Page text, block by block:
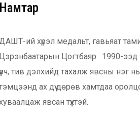
Намтар
ий хүрэл медальт, гавьяат
Цэрэнбаатарын Цогтбаяр. 1990-ээд
тив дэлхийд тахалж явсны нэг
ах дүү дөрөв хамтдаа
явсан түүхтэй.